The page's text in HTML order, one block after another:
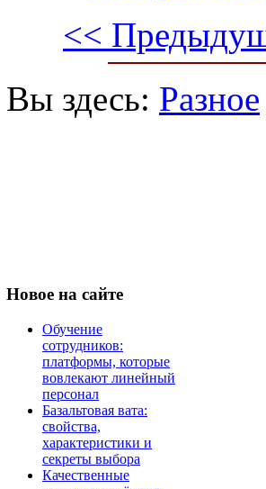
<<
Вы здесь: Разное
Новое на сайте
Обучение
сотрудников:
платформы, которые
вовлекают линейный
персонал
Базальтовая вата:
свойства,
характеристики и
секреты выбора
Качественные